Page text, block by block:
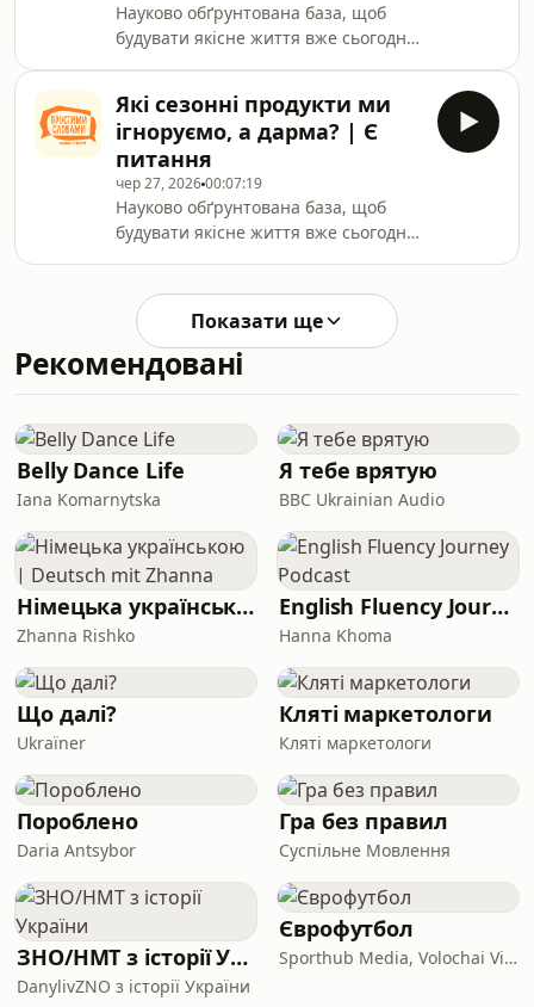
Науково обґрунтована база, щоб
будувати якісне життя вже сьогодні.
coffee, YouTube та Apple Podcasts+ за
посиланням:
https://linktr.ee/pryvit.prostymy.slovamy
Які сезонні продукти ми
ігноруємо, а дарма? | Є
питання
чер 27, 202600:07:19
Науково обґрунтована база, щоб
будувати якісне життя вже сьогодні.
coffee, YouTube та Apple Podcasts+ за
посиланням:
https://linktr.ee/pryvit.prostymy.slovamy
Показати ще
Рекомендовані
Belly Dance Life
Iana Komarnytska
Я тебе врятую
BBC Ukrainian Audio
Німецька українською | Deutsch mit Zhanna
Zhanna Rishko
English Fluency Journey Podcast
Hanna Khoma
Що далі?
Ukraїner
Кляті маркетологи
Кляті маркетологи
Пороблено
Daria Antsybor
Гра без правил
Суспільне Мовлення
ЗНО/НМТ з історії України
DanylivZNO з історії України
Єврофутбол
Sporthub Media, Volochai Vitalii